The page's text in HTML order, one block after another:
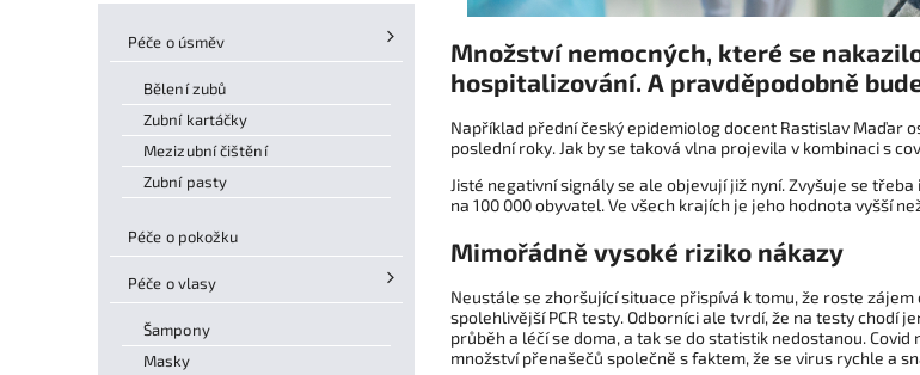
Péče o úsměv
Bělení zubů
Zubní kartáčky
Mezizubní čištění
Zubní pasty
Péče o pokožku
Péče o vlasy
Šampony
Masky
Množství nemocných, které se
hospitalizování. A pravděpodobně
Například přední český epidemiolog docent Rastislav Maďar
poslední roky. Jak by se taková vlna projevila v kombinaci s
Jisté negativní signály se ale objevují již nyní. Zvyšuje se
na 100 000 obyvatel. Ve všech krajích je jeho hodnota vyšší
Mimořádně vysoké riziko nákazy
Neustále se zhoršující situace přispívá k tomu, že roste
spolehlivější PCR testy. Odborníci ale tvrdí, že na testy chodí
průběh a léčí se doma, a tak se do statistik nedostanou.
množství přenašečů společně s faktem, že se virus rychle a